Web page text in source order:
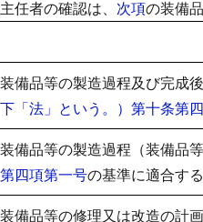
任者の確認は、 次項の装備
装備品等の製造過程及び完成
下「法」という。）第十条第
装備品等の製造過程（装備品
第四項第一号の基準に適合する
装備品等の修理又は改造の計